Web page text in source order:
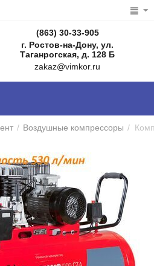
(863) 30-33-905
г. Ростов-на-Дону, ул.
Таганрогская, д. 128 Б
zakaz@vimkor.ru
/ Воздушные компрессоры /